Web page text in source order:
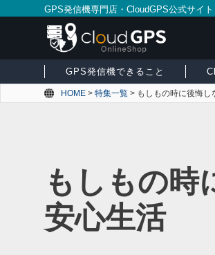
GPS発信機専門店・CloudGPS公式サイト
GPS発信機できること
HOME > 特集一覧 > もしもの時に後悔
もしもの時
安心生活